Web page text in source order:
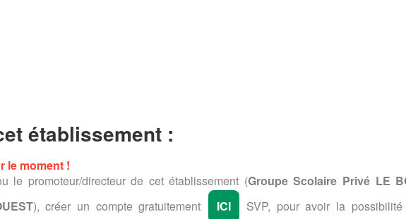
établissement :
le moment !
le promoteur/directeur de cet établissement (Groupe Scolaire Privé LE
), créer un compte gratuitement ICI
SVP, pour avoir la